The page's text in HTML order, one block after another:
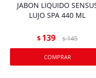
JABON LIQUIDO
LUJO SPA 440 ML
$ 139 $ 145